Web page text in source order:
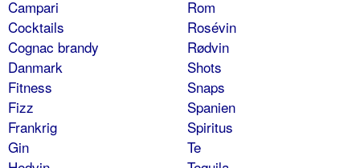
Campari
Cocktails
Cognac brandy
Danmark
Fitness
Fizz
Frankrig
Gin
Rom
Rosévin
Rødvin
Shots
Snaps
Spanien
Spiritus
Te